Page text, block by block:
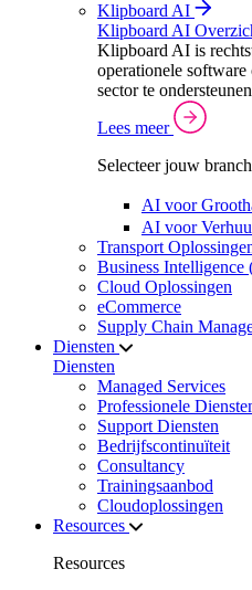
Klipboard AI
Klipboard AI
Klipboard AI is
operationele
sector te
Lees meer
Selecteer jouw
AI voor
AI voor
Transport
Business Intelligence
Cloud Oplossingen
eCommerce
Supply Chain
Diensten
Diensten
Managed Services
Professionele
Support Diensten
Bedrijfscontinuïteit
Consultancy
Trainingsaanbod
Cloudoplossingen
Resources
Resources